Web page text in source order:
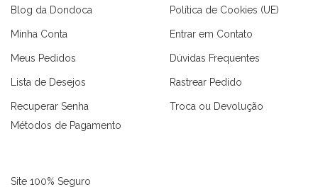
Blog da Dondoca
Minha Conta
Meus Pedidos
Lista de Desejos
Recuperar Senha
Política de Cookies (UE)
Entrar em Contato
Dúvidas Frequentes
Rastrear Pedido
Troca ou Devolução
Métodos de Pagamento
Site 100% Seguro